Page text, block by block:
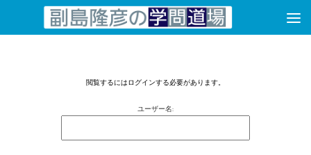
コンテンツへスキップ
閲覧するにはログインする必要があります。
ユーザー名: